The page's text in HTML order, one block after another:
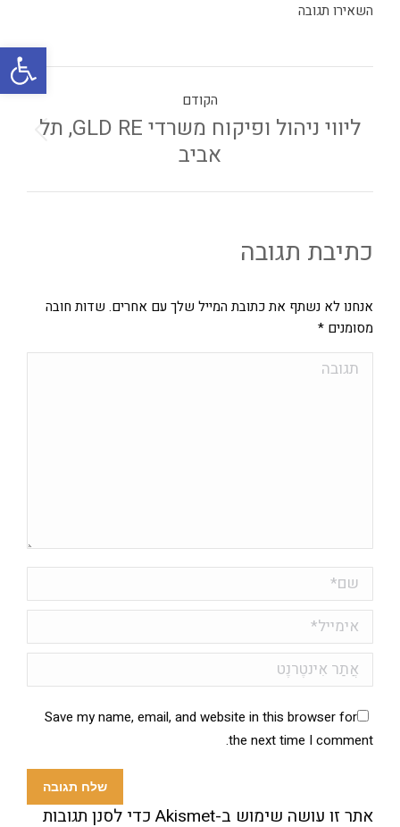
השאירו תגובה
הקודם
ליווי ניהול ופיקוח משרדי GLD RE, תל
אביב
כתיבת תגובה
אנחנו לא נשתף את כתובת המייל שלך עם אחרים. שדות חובה
מסומנים *
תגובה
שם *
אימייל *
אֲתַר אִינטֶרנֶט
Save my name, email, and website in this browser for
the next time I comment.
שלח תגובה
אתר זו עושה שימוש ב-Akismet כדי לסנן תגובות